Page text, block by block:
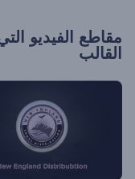
مقاطع الفيديو
القالب